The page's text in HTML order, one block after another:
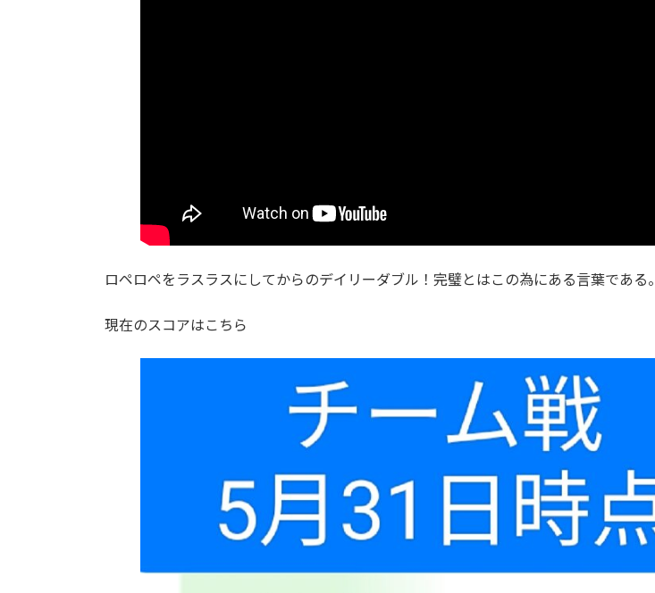
ロペロペをラスラスにしてからのデイリーダブル！完璧とはこの為にある言葉である。
現在のスコアはこちら